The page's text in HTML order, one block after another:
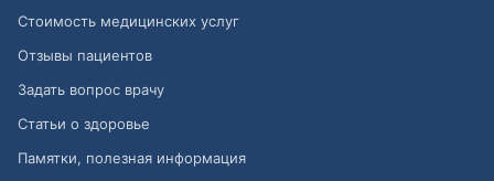
Стоимость медицинских услуг
Отзывы пациентов
Задать вопрос врачу
Статьи о здоровье
Памятки, полезная информация